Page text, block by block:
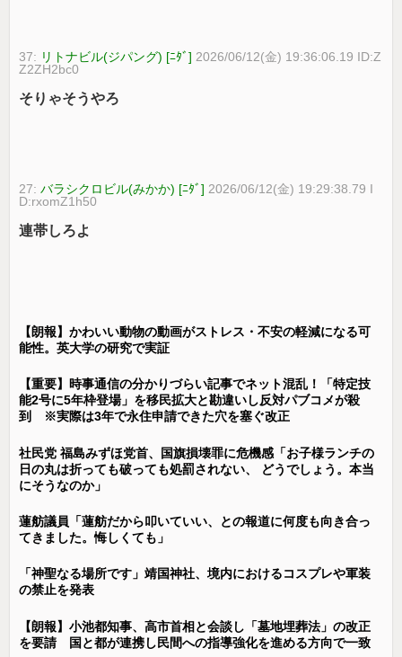
37: リトナビル(ジパング) [ﾆﾀﾞ] 2026/06/12(金) 19:36:06.19 ID:Z
Z2ZH2bc0
そりゃそうやろ
27:バラシクロビル(みかか) [ﾆﾀﾞ] 2026/06/12(金) 19:29:38.79 I
D:rxomZ1h50
連帯しろよ
【朗報】かわいい動物の動画がストレス・不安の軽減になる可
能性。英大学の研究で実証
【重要】時事通信の分かりづらい記事でネット混乱！「特定技
能2号に5年枠登場」を移民拡大と勘違いし反対パブコメが殺
到 ※実際は3年で永住申請できた穴を塞ぐ改正
社民党 福島みずほ党首、国旗損壊罪に危機感「お子様ランチの
日の丸は折っても破っても処罰されない、 どうでしょう。本当
にそうなのか」
蓮舫議員「蓮舫だから叩いていい、との報道に何度も向き合っ
てきました。悔しくても」
「神聖なる場所です」靖国神社、境内におけるコスプレや軍装
の禁止を発表
【朗報】小池都知事、高市首相と会談し「墓地埋葬法」の改正
を要請 国と都が連携し民間への指導強化を進める方向で一致